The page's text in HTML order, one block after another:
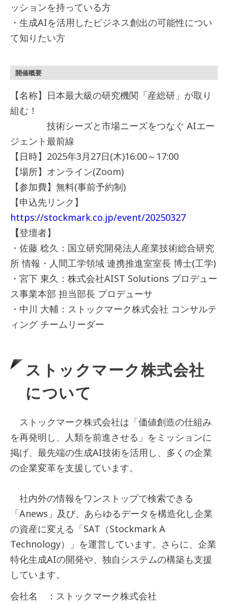
ッションを持っている方
・生成AIを活用したビジネス創出の可能性につい
て知りたい方
開催概要
【名称】日本最大級の研究機関「産総研」が取り
組む！
技術シーズと市場ニーズをつなぐ AIエー
ジェント最前線
【日時】2025年3月27日(木)16:00～17:00
【場所】オンライン(Zoom)
【参加費】無料(事前予約制)
【申込先リンク】
https://stockmark.co.jp/event/20250327
【登壇者】
・佐藤 稔久：国立研究開発法人産業技術総合研究
所 情報・人間工学領域 連携推進室室長 博士(工学)
・宮下 東久：株式会社AIST Solutions プロデュー
ス事業本部 担当部長 プロデューサ
・中川 大輔：ストックマーク株式会社 コンサルテ
ィング チームリーダー
ストックマーク株式会社
について
ストックマーク株式会社は「価値創造の仕組み
を再発明し、人類を前進させる」をミッションに
掲げ、最先端の生成AI技術を活用し、多くの企業
の企業変革を支援しています。
社内外の情報をワンストップで検索できる
「Anews」及び、あらゆるデータを構造化し企業
の資産に変える「SAT（Stockmark A
Technology）」を運営しています。さらに、企業
特化生成AIの開発や、独自システムの構築も支援
しています。
会社名 ：ストックマーク株式会社